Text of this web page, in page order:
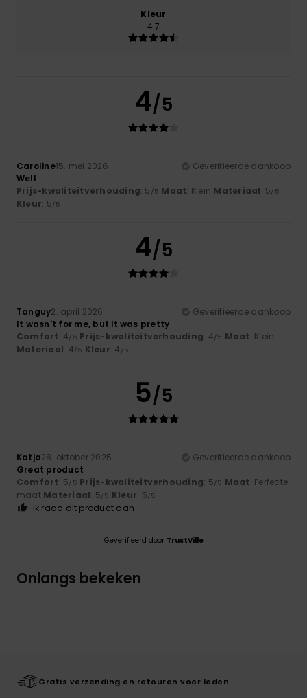
Kleur
4.7
4/5
Caroline15. mei 2026
Geverifieerde aankoop
Well
Prijs-kwaliteitverhouding: 5 /5 Maat: Klein Materiaal: 5/5
Kleur: 5/5
4/5
Tanguy2. april 2026
Geverifieerde aankoop
It wasn't for me, but it was pretty
Comfort: 4/5 Prijs-kwaliteitverhouding: 4/5 Maat: Klein
Materiaal: 4/5 Kleur: 4 /5
5/5
Katja28. oktober 2025
Geverifieerde aankoop
Great product
Comfort: 5/5 Prijs-kwaliteitverhouding: 5/5 Maat: Perfecte
maat Materiaal: 5/5 Kleur: 5/5
Ik raad dit product aan
Geverifieerd door TrustVille
Onlangs bekeken
Gratis verzending en retouren voor leden